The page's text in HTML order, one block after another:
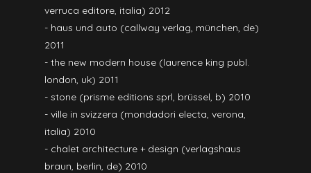
verruca editore, italia) 2012
- haus und auto (callway verlag, münchen, de)
2011
- the new modern house (laurence king publ.
london, uk) 2011
- stone (prisme editions sprl, brüssel, b) 2010
- ville in svizzera (mondadori electa, verona,
italia) 2010
- chalet architecture + design (verlagshaus
braun, berlin, de) 2010